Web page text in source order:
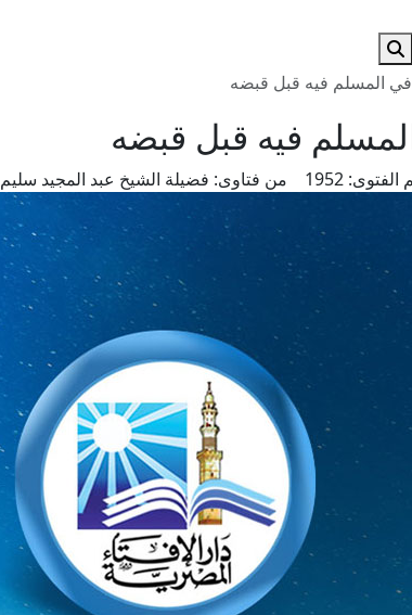
المسلم فيه قبل قبضه
فيه قبل قبضه
الفتوى: 1952 من فتاوى: فضيلة الشيخ عبد المجيد سليم